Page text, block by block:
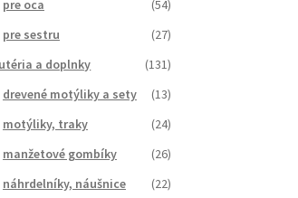
pre oca
(54)
pre sestru
(27)
a doplnky
(131)
drevené motýliky a sety
(13)
motýliky, traky
(24)
manžetové gombíky
(26)
náhrdelníky, náušnice
(22)